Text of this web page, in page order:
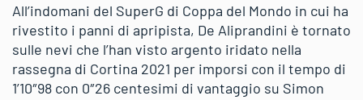
All’indomani del SuperG di Coppa del Mondo in cui ha
rivestito i panni di apripista, De Aliprandini è tornato
sulle nevi che l’han visto argento iridato nella
rassegna di Cortina 2021 per imporsi con il tempo di
1’10″98 con 0″26 centesimi di vantaggio su Simon